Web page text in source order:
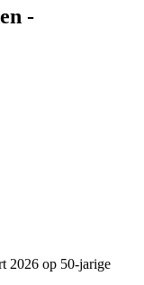
-
2026 op 50-jarige